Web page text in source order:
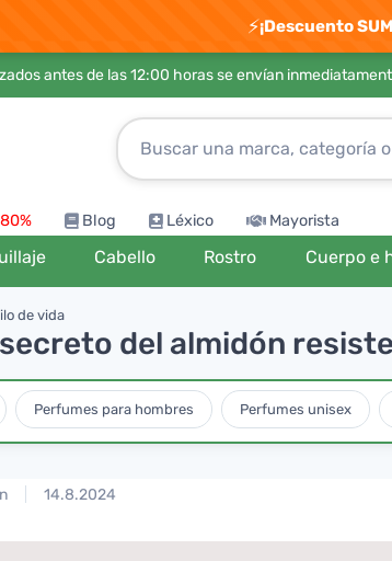
⚡¡Descuento
antes de las 12:00 horas se envían
Blog Léxico Mayorista
Cabello Rostro Cuerpo e
de vida
del almidón
Perfumes para hombres Perfumes unisex
14.8.2024